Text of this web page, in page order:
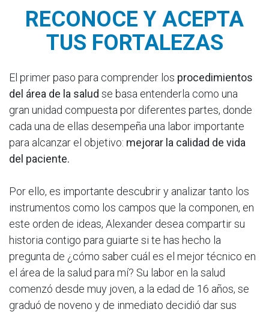
RECONOCE Y ACEPTA
TUS FORTALEZAS
El primer paso para comprender los procedimientos
del área de la salud se basa entenderla como una
gran unidad compuesta por diferentes partes, donde
cada una de ellas desempeña una labor importante
para alcanzar el objetivo: mejorar la calidad de vida
del paciente.
Por ello, es importante descubrir y analizar tanto los
instrumentos como los campos que la componen, en
este orden de ideas, Alexander desea compartir su
historia contigo para guiarte si te has hecho la
pregunta de ¿cómo saber cuál es el mejor técnico en
el área de la salud para mí? Su labor en la salud
comenzó desde muy joven, a la edad de 16 años, se
graduó de noveno y de inmediato decidió dar sus